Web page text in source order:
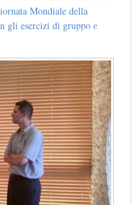
Mondiale della
gli esercizi di gruppo e